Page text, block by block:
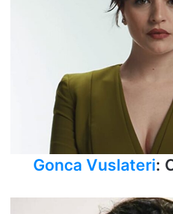
Gonca Vuslateri: